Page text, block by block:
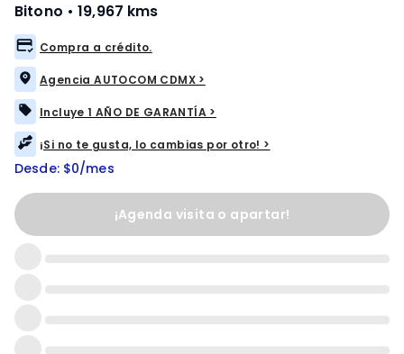
Bitono • 19,967 kms
Compra a crédito.
Agencia AUTOCOM CDMX >
Incluye 1 AÑO DE GARANTÍA >
¡Si no te gusta, lo cambias por otro! >
Desde: $0/mes
¡Agenda visita o apartar!